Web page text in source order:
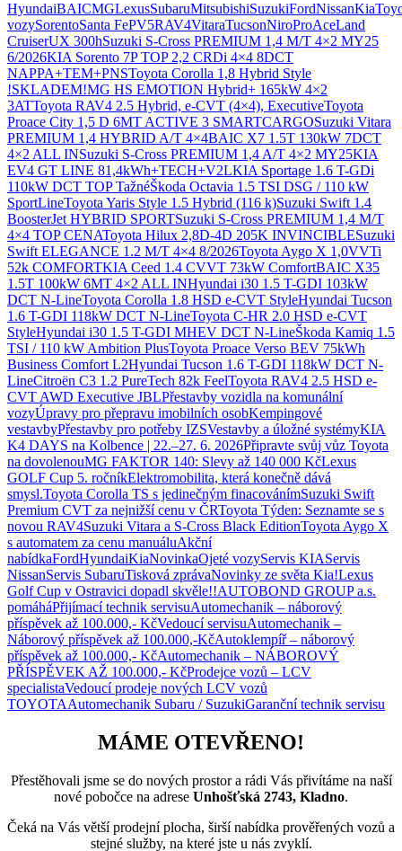
HyundaiBAICMGLexusSubaruMitsubishiSuzukiFordNissanKia
vozySorentoSanta FePV5RAV4VitaraTucsonNiroProAceLand
CruiserUX 300hSuzuki S-Cross PREMIUM 1,4 M/T 4×2 MY25
6/2026KIA Sorento 7P TOP 2,2 CRDi 4×4 8DCT
NAPPA+TEM+PNSToyota Corolla 1,8 Hybrid Style
!SKLADEM!MG HS EMOTION Hybrid+ 165kW 4×2
3ATToyota RAV4 2.5 Hybrid, e-CVT (4×4), ExecutiveToyota
Proace City 1,5 D 6MT ACTIVE 3 SMARTCARGOSuzuki Vitara
PREMIUM 1,4 HYBRID A/T 4×4BAIC X7 1.5T 130kW 7DCT
4×2 ALL INSuzuki S-Cross PREMIUM 1,4 A/T 4×2 MY25KIA
EV4 GT LINE 81,4kWh+TECH+V2LKIA Sportage 1.6 T-GDi
110kW DCT TOP TažnéŠkoda Octavia 1.5 TSI DSG / 110 kW
SportLineToyota Yaris Style 1.5 Hybrid (116 k)Suzuki Swift 1.4
BoosterJet HYBRID SPORTSuzuki S-Cross PREMIUM 1,4 M/T
4×4 TOP CENAToyota Hilux 2,8D-4D 205K INVINCIBLESuzuki
Swift ELEGANCE 1.2 M/T 4×4 8/2026Toyota Aygo X 1,0VVTi
52k COMFORTKIA Ceed 1.4 CVVT 73kW ComfortBAIC X35
1.5T 100kW 6MT 4×2 ALL INHyundai i30 1.5 T-GDI 103kW
DCT N-LineToyota Corolla 1.8 HSD e-CVT StyleHyundai Tucson
1.6 T-GDI 118kW DCT N-LineToyota C-HR 2.0 HSD e-CVT
StyleHyundai i30 1.5 T-GDI MHEV DCT N-LineŠkoda Kamiq 1.5
TSI / 110 kW Ambition PlusToyota Proace Verso BEV 75kWh
Business Comfort L2Hyundai Tucson 1.6 T-GDI 118kW DCT N-
LineCitroën C3 1.2 PureTech 82k FeelToyota RAV4 2.5 HSD e-
CVT AWD Executive JBLPřestavby vozidla na komunální
vozyÚpravy pro přepravu imobilních osobKempingové
vestavbyPřestavby pro potřeby IZSVestavby a úložné systémyKIA
K4 DAYS na Kolbence | 22.–27. 6. 2026Připravte svůj vůz Toyota
na dovolenouMG FAKTOR 140: Slevy až 140 000 KčLexus
GOLF Cup 5. ročníkElektromobilita, která konečně dává
smysl.Toyota Corolla TS s jedinečným finacovánímSuzuki Swift
Premium CVT za nejnižší cenu v ČRToyota Týden: Seznamte se s
novou RAV4Suzuki Vitara a S-Cross Black EditionToyota Aygo X
s automatem za cenu manuáluAkční
nabídkaFordHyundaiKiaNovinkaOjeté vozyServis KIAServis
NissanServis SubaruTisková zprávaNovinky ze světa Kia!Lexus
Golf Cup v Ostravici dopadl skvěle!!AUTOBOND GROUP a.s.
pomáháPřijímací technik servisuAutomechanik – náborový
příspěvek až 100.000,- KčVedoucí servisuAutomechanik –
Náborový příspěvek až 100.000,-KčAutoklempíř – náborový
příspěvek až 100.000,- KčAutomechanik – NÁBOROVÝ
PŘÍSPĚVEK AŽ 100.000,- KčProdejce vozů – LCV
specialistaVedoucí prodeje nových LCV vozů
TOYOTAAutomechanik Subaru / SuzukiGaranční technik servisu
MÁME OTEVŘENO!
Přestěhovali jsme se do nových prostor a rádi Vás přivítáme na naší
nové pobočce na adrese Unhošťská 2743, Kladno.
Čeká na Vás větší prodejní plocha, širší nabídka prověřených vozů a
stejné služby, na které jste u nás zvyklí.